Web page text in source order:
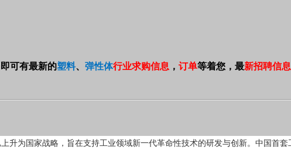
即可有最新的塑料、 弹性体行业求购信息 ， 订单等着您，最新招聘信息